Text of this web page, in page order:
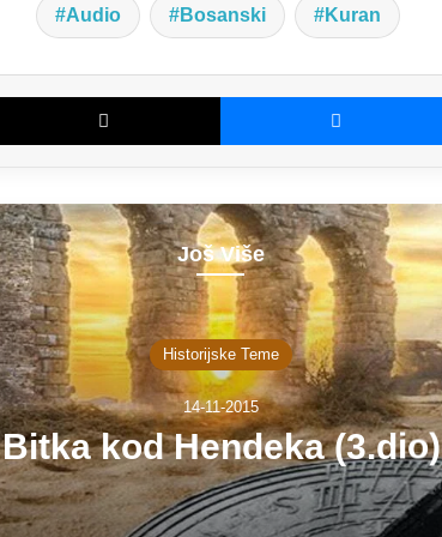
Audio Bosanski Kuran
X
Još Više
Historijske Teme
14-11-2015
Bitka kod Hendeka (3.dio)